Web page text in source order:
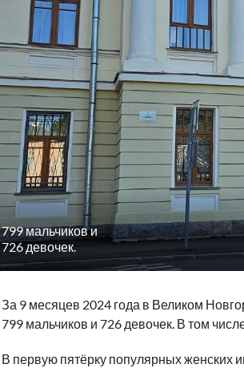
799 мальчиков и
726 девочек.
За 9 месяцев 2024 года в Великом
799 мальчиков и 726 девочек. В том
В первую пятёрку популярных